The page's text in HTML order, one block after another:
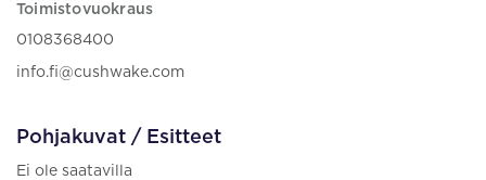
Toimistovuokraus
0108368400
info.fi@cushwake.com
Pohjakuvat / Esitteet
Ei ole saatavilla